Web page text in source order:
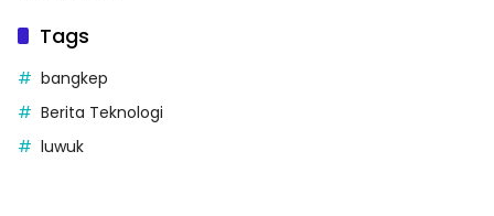
Tags
bangkep
Berita Teknologi
luwuk